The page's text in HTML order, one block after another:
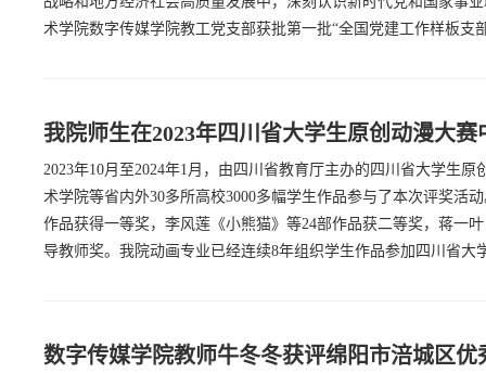
术学院数字传媒学院教工党支部获批第一批“全国党建工作样板支
我院师生在2023年四川省大学生原创动漫大赛
2023年10月至2024年1月，由四川省教育厅主办的四川省大学生
术学院等省内外30多所高校3000多幅学生作品参与了本次评奖活
作品获得一等奖，李风莲《小熊猫》等24部作品获二等奖，蒋一
导教师奖。我院动画专业已经连续8年组织学生作品参加四川省大
数字传媒学院教师牛冬冬获评绵阳市涪城区优